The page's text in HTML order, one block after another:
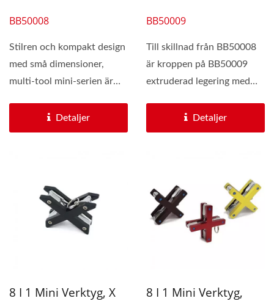
BB50008
Stilren och kompakt design
med små dimensioner,
multi-tool mini-serien är
Detaljer
BB50009
Till skillnad från BB50008
är kroppen på BB50009
extruderad legering med
Detaljer
8 I 1 Mini Verktyg, X
8 I 1 Mini Verktyg,